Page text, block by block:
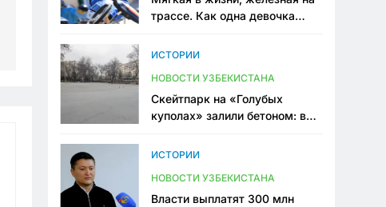
трассе. Как одна девочка
Узбекистане
ИСТОРИИ
НОВОСТИ УЗБЕКИСТАНА
Скейтпарк на «Голубых
куполах» залили бетоном: в
одно общественное
ИСТОРИИ
НОВОСТИ УЗБЕКИСТАНА
Власти выплатят 300 млн